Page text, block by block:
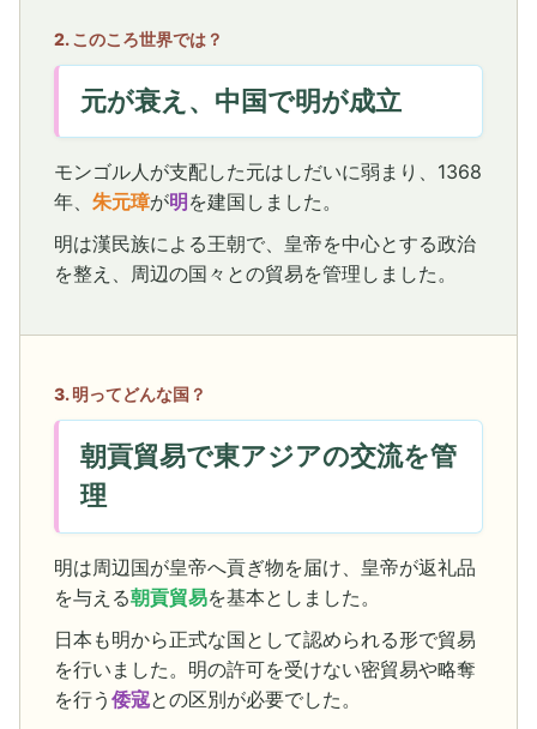
2. このころ世界では？
元が衰え、中国で明が成立
モンゴル人が支配した元はしだいに弱まり、1368
年、 朱元璋が明 を建国しました。
明は漢民族による王朝で、皇帝を中心とする政治
を整え、周辺の国々との貿易を管理しました。
3. 明ってどんな国？
朝貢貿易で東アジアの交流を管
理
明は周辺国が皇帝へ貢ぎ物を届け、皇帝が返礼品
を与える朝貢貿易を基本としました。
日本も明から正式な国として認められる形で貿易
を行いました。明の許可を受けない密貿易や略奪
を行う 倭寇との区別が必要でした。